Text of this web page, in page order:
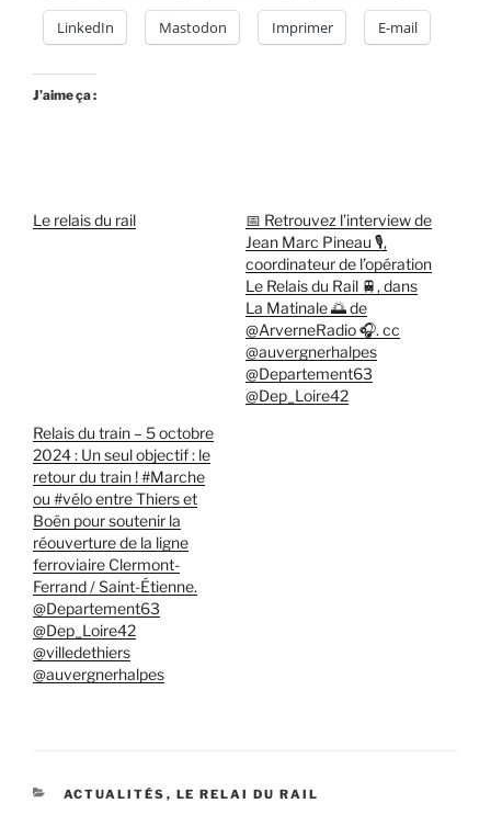
LinkedIn Mastodon Imprimer E-mail
J’aime ça :
Le relais du rail
📅 Retrouvez l’interview de
Jean Marc Pineau 🎙️,
coordinateur de l’opération
Le Relais du Rail 🚆, dans
La Matinale 🌅 de
@ArverneRadio 🎧. cc
@auvergnerhalpes
@Departement63
@Dep_Loire42
Relais du train – 5 octobre
2024 : Un seul objectif : le
retour du train ! #Marche
ou #vélo entre Thiers et
Boën pour soutenir la
réouverture de la ligne
ferroviaire Clermont-
Ferrand / Saint-Étienne.
@Departement63
@Dep_Loire42
@villedethiers
@auvergnerhalpes
CATÉGORIES
ACTUALITÉS , LE RELAI DU RAIL